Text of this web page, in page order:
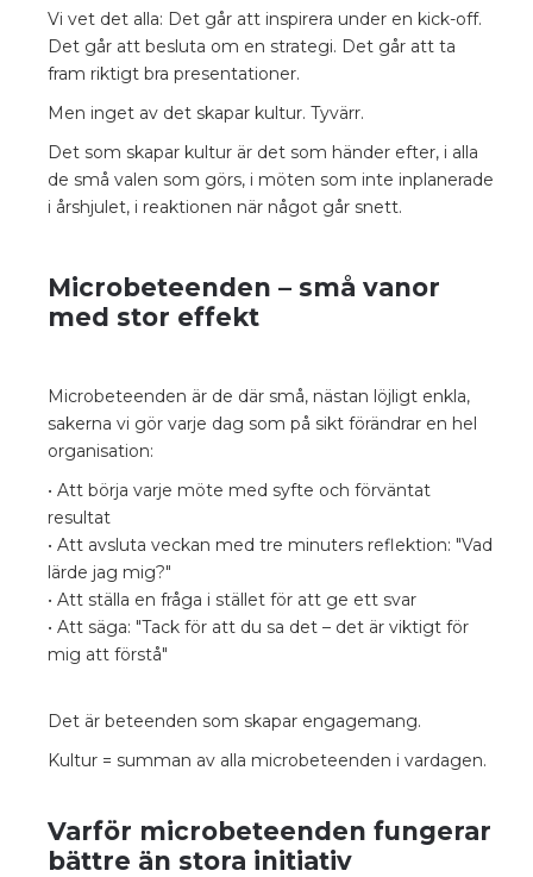
Vi vet det alla: Det går att inspirera under en kick-off.
Det går att besluta om en strategi. Det går att ta
fram riktigt bra presentationer.
Men inget av det skapar kultur. Tyvärr.
Det som skapar kultur är det som händer efter, i alla
de små valen som görs, i möten som inte inplanerade
i årshjulet, i reaktionen när något går snett.
Microbeteenden – små vanor
med stor effekt
Microbeteenden är de där små, nästan löjligt enkla,
sakerna vi gör varje dag som på sikt förändrar en hel
organisation:
• Att börja varje möte med syfte och förväntat
resultat
• Att avsluta veckan med tre minuters reflektion: "Vad
lärde jag mig?"
• Att ställa en fråga i stället för att ge ett svar
• Att säga: "Tack för att du sa det – det är viktigt för
mig att förstå"
Det är beteenden som skapar engagemang.
Kultur = summan av alla microbeteenden i vardagen.
Varför microbeteenden fungerar
bättre än stora initiativ